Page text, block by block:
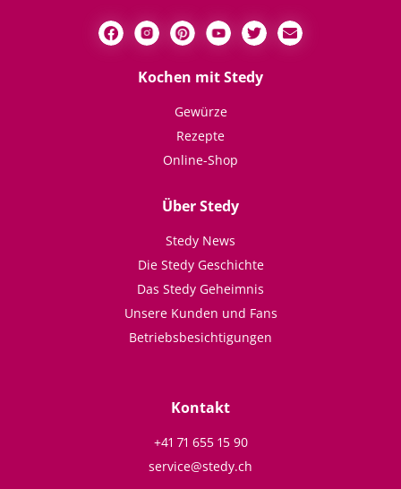
Kochen mit Stedy
Gewürze
Rezepte
Online-Shop
Über Stedy
Stedy News
Die Stedy Geschichte
Das Stedy Geheimnis
Unsere Kunden und Fans
Betriebsbesichtigungen
Kontakt
+41 71 655 15 90
service@stedy.ch